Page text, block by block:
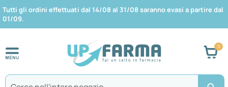
Tutti gli ordini effettuati dal 14/08 al 31/08 saranno evasi a partire dal
01/09.